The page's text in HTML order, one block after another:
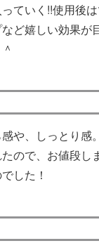
ていく!!使用後
ど嬉しい効果が
や、しっとり感
ので、お値段し
した！